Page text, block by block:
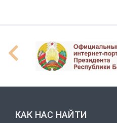
КАК НАС НАЙТИ